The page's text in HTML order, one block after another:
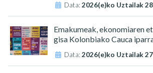
Data:2026(e)ko Uztailak 28
Emakumeak, ekonomiaren
gisa Kolonbiako Cauca
Data:2026(e)ko Uztailak 27